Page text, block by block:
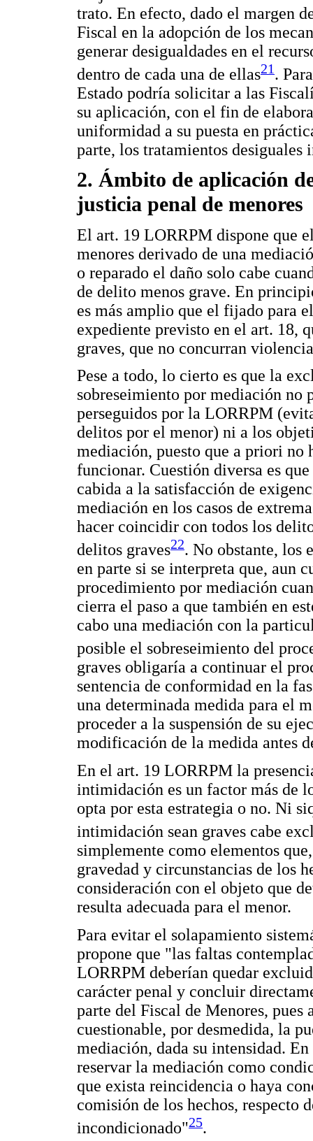
trato. En efecto, dado el margen
Fiscal en la adopción de los
generar desigualdades en el
dentro de cada una de ellas21.
Estado podría solicitar a las
su aplicación, con el fin de
uniformidad a su puesta en
parte, los tratamientos desiguales
2. Ámbito de aplicación
justicia penal de menores
El art. 19 LORRPM dispone que
menores derivado de una
o reparado el daño solo cabe
de delito menos grave. En
es más amplio que el fijado para
expediente previsto en el art. 18,
graves, que no concurran
Pese a todo, lo cierto es que la
sobreseimiento por mediación no
perseguidos por la LORRPM
delitos por el menor) ni a los
mediación, puesto que a priori no
funcionar. Cuestión diversa es
cabida a la satisfacción de
mediación en los casos de
hacer coincidir con todos los
delitos graves22. No obstante, los
en parte si se interpreta que, aun
procedimiento por mediación
cierra el paso a que también en
cabo una mediación con la
posible el sobreseimiento del
graves obligaría a continuar el
sentencia de conformidad en la
una determinada medida para el
proceder a la suspensión de su
modificación de la medida antes
En el art. 19 LORRPM la
intimidación es un factor más de
opta por esta estrategia o no. Ni
intimidación sean graves cabe
simplemente como elementos
gravedad y circunstancias de los
consideración con el objeto que
resulta adecuada para el menor.
Para evitar el solapamiento
propone que "las faltas
LORRPM deberían quedar
carácter penal y concluir
parte del Fiscal de Menores, pues
cuestionable, por desmedida, la
mediación, dada su intensidad.
reservar la mediación como
que exista reincidencia o haya
comisión de los hechos, respecto
incondicionado"25.